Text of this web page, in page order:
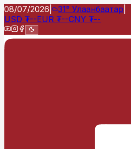
08/07/2026 31° Улаанбаатар
USD ₮--EUR ₮--CNY ₮--